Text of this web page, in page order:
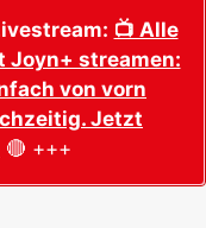
📺 Alle
Joyn+ streamen:
von vorn
Jetzt
🔴 +++